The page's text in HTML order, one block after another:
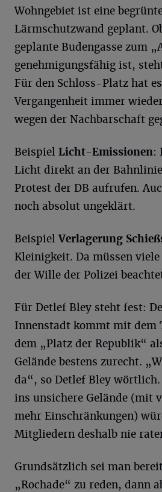
Wohngebiet ist eine
Lärmschutzwand geplant.
geplante Budengasse zum
genehmigungsfähig ist,
Für den Schloss-Platz hat
Vergangenheit immer
wegen der Nachbarschaft
Beispiel Licht-Emissionen:
Licht direkt an der
Protest der DB aufrufen.
noch absolut ungeklärt.
BeispielVerlagerung
Kleinigkeit. Da müssen
der Wille der Polizei
Für Detlef Bley steht fest:
Innenstadt kommt mit dem
dem „Platz der Republik“
Gelände bestens zurecht.
da“, so Detlef Bley
ins unsichere Gelände (mit
mehr Einschränkungen)
Mitgliedern deshalb nie
Grundsätzlich sei man
„Rochade“ zu reden, dann